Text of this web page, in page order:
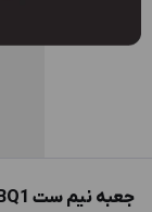
جعبه نیم ست NP1 PBQ1